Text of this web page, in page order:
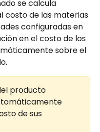
se calcula
costo de las materias
configuradas en
en el costo de los
sobre el
producto
de sus